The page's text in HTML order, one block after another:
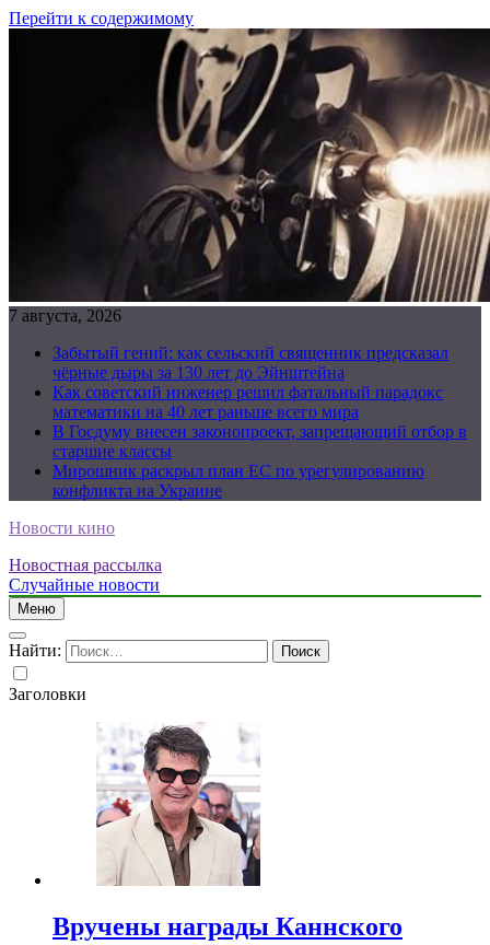
Перейти к содержимому
7 августа, 2026
Забытый гений: как сельский священник предсказал
чёрные дыры за 130 лет до Эйнштейна
Как советский инженер решил фатальный парадокс
математики на 40 лет раньше всего мира
В Госдуму внесен законопроект, запрещающий отбор в
старшие классы
Мирошник раскрыл план ЕС по урегулированию
конфликта на Украине
Новости кино
Новостная рассылка
Случайные новости
Меню
Найти:
Заголовки
Вручены награды Каннского